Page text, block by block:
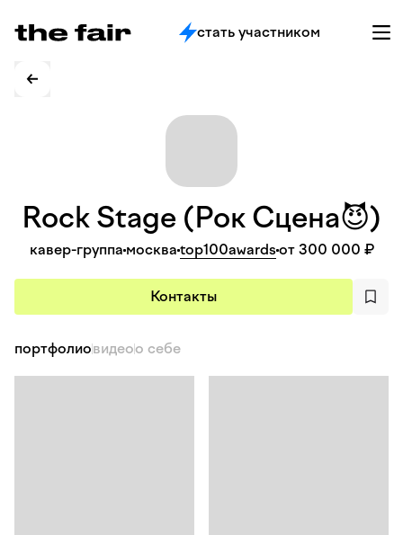
стать участником
Rock Stage (Рок Сцена😈)
кавер-группамоскваtop100awardsот 300 000 ₽
Контакты
портфолиовидеоо себе